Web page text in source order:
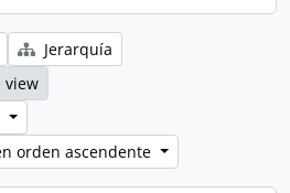
Jerarquía
view
orden ascendente